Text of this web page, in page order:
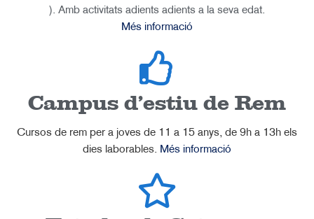
). Amb activitats adients adients a la seva edat.
Més informació
Campus d'estiu de Rem
Cursos de rem per a joves de 11 a 15 anys, de 9h a 13h els
dies laborables. Més informació